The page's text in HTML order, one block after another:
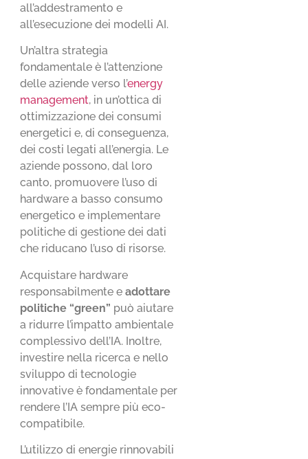
all’addestramento e
all’esecuzione dei modelli AI.
Un’altra strategia
fondamentale è l’attenzione
delle aziende verso l’energy
management, in un’ottica di
ottimizzazione dei consumi
energetici e, di conseguenza,
dei costi legati all’energia. Le
aziende possono, dal loro
canto, promuovere l’uso di
hardware a basso consumo
energetico e implementare
politiche di gestione dei dati
che riducano l’uso di risorse.
Acquistare hardware
responsabilmente eadottare
politiche “green” può aiutare
a ridurre l’impatto ambientale
complessivo dell’IA. Inoltre,
investire nella ricerca e nello
sviluppo di tecnologie
innovative è fondamentale per
rendere l’IA sempre più eco-
compatibile.
L’utilizzo di energie rinnovabili